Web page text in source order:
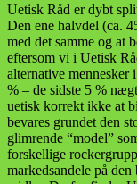
Uetisk Råd er dybt
Den ene halvdel (ca.
med det samme og at
eftersom vi i Uetisk
alternative mennesker
% – de sidste 5 %
uetisk korrekt ikke at
bevares grundet den
glimrende “model”
forskellige
markedsandele på